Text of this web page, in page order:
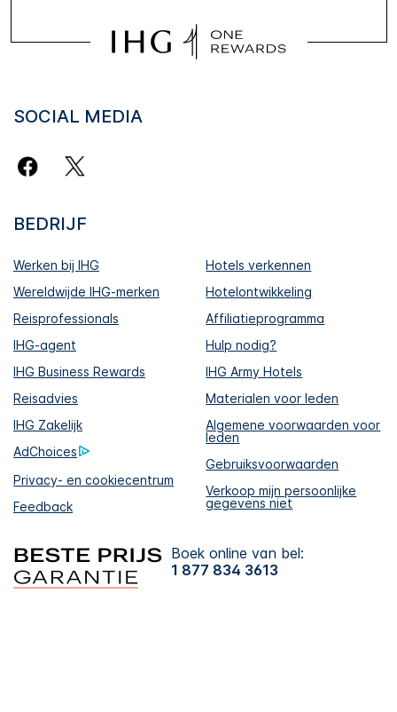
SOCIAL MEDIA
BEDRIJF
Werken bij IHG
Hotels verkennen
Wereldwijde IHG-merken
Hotelontwikkeling
Reisprofessionals
Affiliatieprogramma
IHG-agent
Hulp nodig?
IHG Business Rewards
IHG Army Hotels
Reisadvies
Materialen voor leden
IHG Zakelijk
Algemene voorwaarden voor
leden
AdChoices
Gebruiksvoorwaarden
Privacy- en cookiecentrum
Verkoop mijn persoonlijke
gegevens niet
Feedback
Boek online van bel:
1 877 834 3613